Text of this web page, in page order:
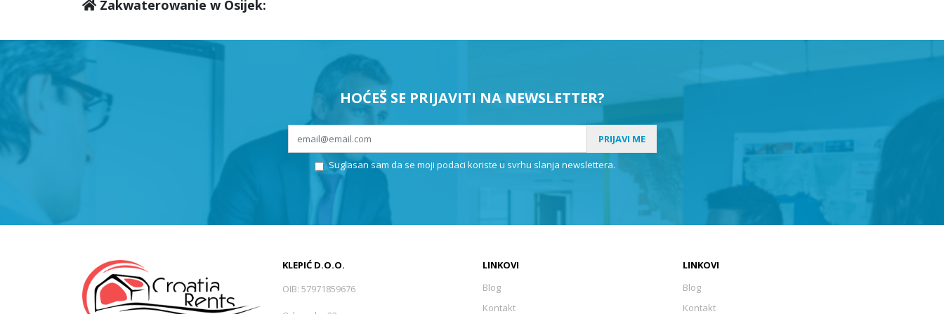
Zakwaterowanie w Osijek:
HOĆEŠ SE PRIJAVITI NA NEWSLETTER?
PRIJAVI ME
Suglasan sam da se moji podaci koriste u svrhu slanja newslettera.
KLEPIĆ D.O.O.
OIB: 57971859676
LINKOVI
Blog
Kontakt
LINKOVI
Blog
Kontakt